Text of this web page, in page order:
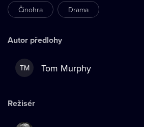
Činohra Drama
Autor předlohy
TM Tom Murphy
Režisér